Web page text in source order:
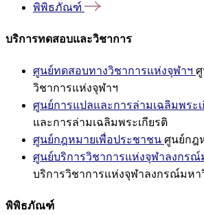
พิพิธภัณฑ์
บริการทดสอบและวิชาการ
ศูนย์ทดสอบทางวิชาการแห่งจุฬาฯ
วิชาการแห่งจุฬาฯ
ศูนย์การแปลและการล่ามเฉลิมพระ
และการล่ามเฉลิมพระเกียรติ
ศูนย์กฎหมายเพื่อประชาชน ศูนย์กฎ
ศูนย์บริการวิชาการแห่งจุฬาลงกรณ์
บริการวิชาการแห่งจุฬาลงกรณ์มหา
พิพิธภัณฑ์